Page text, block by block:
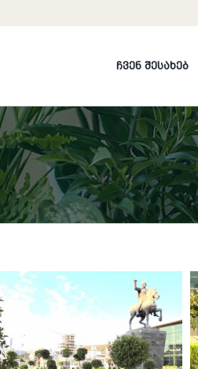
ჩვენ შესახებ